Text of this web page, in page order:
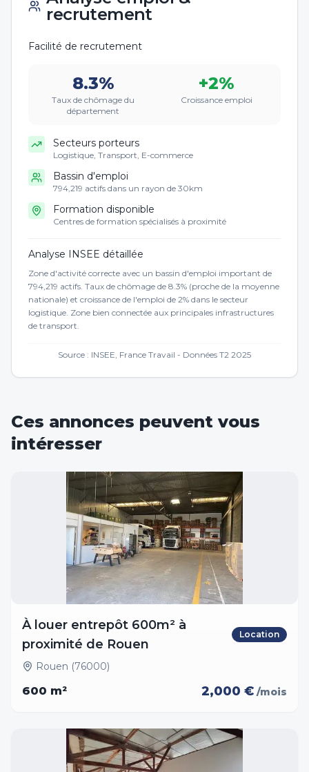
recrutement
Facilité de recrutement
8.3%
Taux de chômage du
département
+2%
Croissance emploi
Secteurs porteurs
Logistique, Transport, E-commerce
Bassin d'emploi
794,219 actifs dans un rayon de 30km
Formation disponible
Centres de formation spécialisés à proximité
Analyse INSEE détaillée
Zone d'activité correcte avec un bassin d'emploi important de
794,219 actifs. Taux de chômage de 8.3% (proche de la moyenne
nationale) et croissance de l'emploi de 2% dans le secteur
logistique. Zone bien connectée aux principales infrastructures
de transport.
Source : INSEE, France Travail - Données T2 2025
Ces annonces peuvent vous
intéresser
À louer entrepôt 600m² à
proximité de Rouen
Location
Rouen (76000)
600 m² 2,000 € /mois